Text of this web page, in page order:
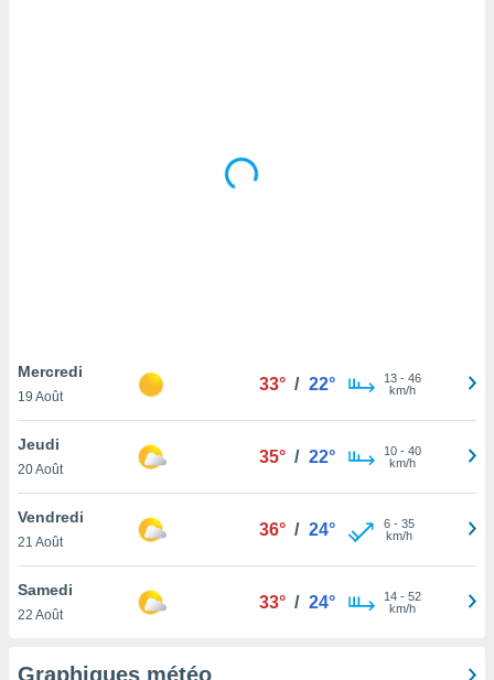
notre
que
et que
Mercredi
19 Août
33° / 22° 13- 46
km/h
Jeudi
20 Août
35° / 22° 10- 40
km/h
Vendredi
21 Août
36° / 24° 6- 35
km/h
Samedi
22 Août
33° / 24° 14- 52
km/h
Graphiques météo